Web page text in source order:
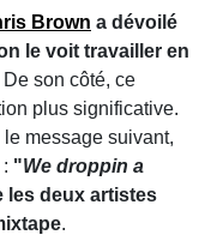
Brown a dévoilé
le voit travailler en
De son côté, ce
plus significative.
message suivant,
"We droppin a
les deux artistes
.